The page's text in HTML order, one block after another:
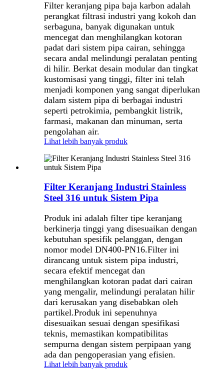
Filter keranjang pipa baja karbon adalah
perangkat filtrasi industri yang kokoh dan
serbaguna, banyak digunakan untuk
mencegat dan menghilangkan kotoran
padat dari sistem pipa cairan, sehingga
secara andal melindungi peralatan penting
di hilir. Berkat desain modular dan tingkat
kustomisasi yang tinggi, filter ini telah
menjadi komponen yang sangat diperlukan
dalam sistem pipa di berbagai industri
seperti petrokimia, pembangkit listrik,
farmasi, makanan dan minuman, serta
pengolahan air.
Lihat lebih banyak produk
Filter Keranjang Industri Stainless
Steel 316 untuk Sistem Pipa
Produk ini adalah filter tipe keranjang
berkinerja tinggi yang disesuaikan dengan
kebutuhan spesifik pelanggan, dengan
nomor model DN400-PN16.Filter ini
dirancang untuk sistem pipa industri,
secara efektif mencegat dan
menghilangkan kotoran padat dari cairan
yang mengalir, melindungi peralatan hilir
dari kerusakan yang disebabkan oleh
partikel.Produk ini sepenuhnya
disesuaikan sesuai dengan spesifikasi
teknis, memastikan kompatibilitas
sempurna dengan sistem perpipaan yang
ada dan pengoperasian yang efisien.
Lihat lebih banyak produk